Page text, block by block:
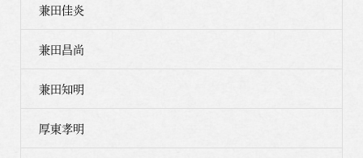
兼田佳炎
兼田昌尚
兼田知明
厚東孝明